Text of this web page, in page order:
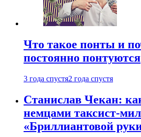
Что такое понты и
постоянно понтуются
3 года спустя2 года спустя
Станислав Чекан:
немцами таксист-
«Бриллиантовой